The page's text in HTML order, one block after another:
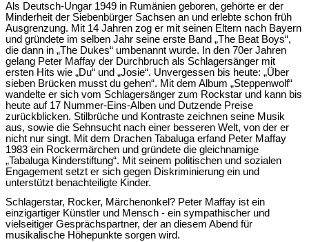
Als Deutsch-Ungar 1949 in Rumänien geboren, gehörte er der
Minderheit der Siebenbürger Sachsen an und erlebte schon früh
Ausgrenzung. Mit 14 Jahren zog er mit seinen Eltern nach Bayern
und gründete im selben Jahr seine erste Band „The Beat Boys“,
die dann in „The Dukes“ umbenannt wurde. In den 70er Jahren
gelang Peter Maffay der Durchbruch als Schlagersänger mit
ersten Hits wie „Du“ und „Josie“. Unvergessen bis heute: „Über
sieben Brücken musst du gehen“. Mit dem Album „Steppenwolf“
wandelte er sich vom Schlagersänger zum Rockstar und kann bis
heute auf 17 Nummer-Eins-Alben und Dutzende Preise
zurückblicken. Stilbrüche und Kontraste zeichnen seine Musik
aus, sowie die Sehnsucht nach einer besseren Welt, von der er
nicht nur singt. Mit dem Drachen Tabaluga erfand Peter Maffay
1983 ein Rockermärchen und gründete die gleichnamige
„Tabaluga Kinderstiftung“. Mit seinem politischen und sozialen
Engagement setzt er sich gegen Diskriminierung ein und
unterstützt benachteiligte Kinder.
Schlagerstar, Rocker, Märchenonkel? Peter Maffay ist ein
einzigartiger Künstler und Mensch - ein sympathischer und
vielseitiger Gesprächspartner, der an diesem Abend für
musikalische Höhepunkte sorgen wird.